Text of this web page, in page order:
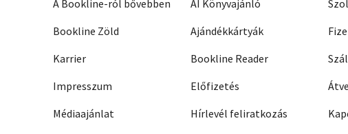
A Bookline-ról bővebben
Bookline Zöld
Karrier
Impresszum
Médiaajánlat
AI Könyvajánló
Ajándékkártyák
Bookline Reader
Előfizetés
Hírlevél feliratkozás